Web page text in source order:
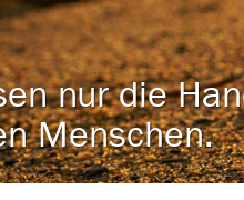
nur die
Menschen.